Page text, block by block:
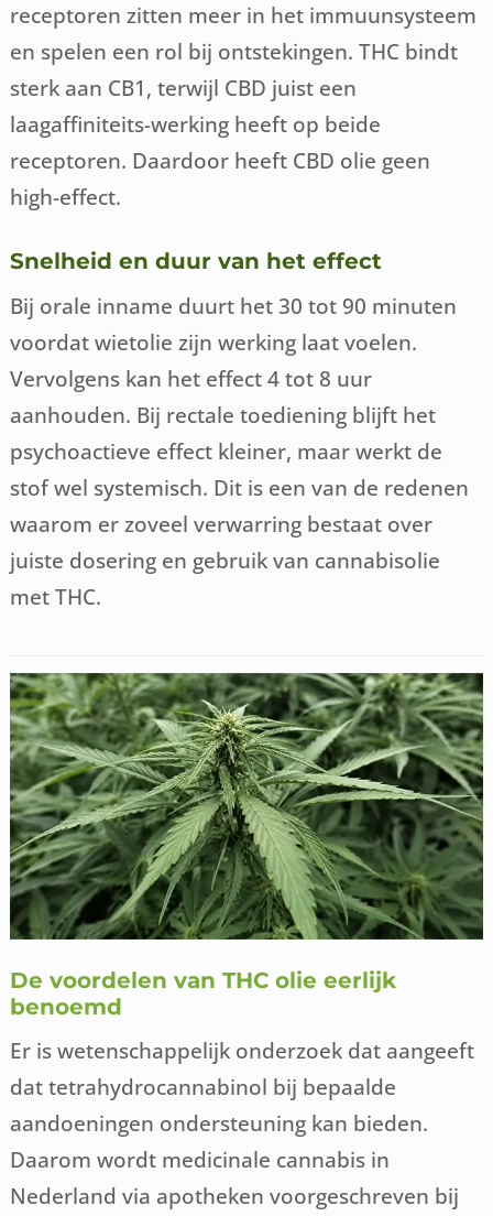
receptoren zitten meer in het immuunsysteem
en spelen een rol bij ontstekingen. THC bindt
sterk aan CB1, terwijl CBD juist een
laagaffiniteits-werking heeft op beide
receptoren. Daardoor heeft CBD olie geen
high-effect.
Snelheid en duur van het effect
Bij orale inname duurt het 30 tot 90 minuten
voordat wietolie zijn werking laat voelen.
Vervolgens kan het effect 4 tot 8 uur
aanhouden. Bij rectale toediening blijft het
psychoactieve effect kleiner, maar werkt de
stof wel systemisch. Dit is een van de redenen
waarom er zoveel verwarring bestaat over
juiste dosering en gebruik van cannabisolie
met THC.
De voordelen van THC olie eerlijk
benoemd
Er is wetenschappelijk onderzoek dat aangeeft
dat tetrahydrocannabinol bij bepaalde
aandoeningen ondersteuning kan bieden.
Daarom wordt medicinale cannabis in
Nederland via apotheken voorgeschreven bij